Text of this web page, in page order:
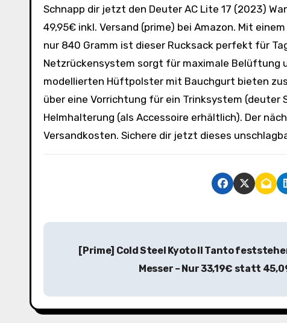
Schnapp dir jetzt den Deuter AC Lite 17 (2023) Wanderrucksack in chestnut/teal und meadow/pepper für nur
49,95€ inkl. Versand (prime) bei Amazon. Mit
nur 840 Gramm ist dieser Rucksack perfekt für
Netzrückensystem sorgt für maximale Belüftung
modellierten Hüftpolster mit Bauchgurt bieten
über eine Vorrichtung für ein Trinksystem
Helmhalterung (als Accessoire erhältlich). Der
Versandkosten. Sichere dir jetzt dieses
B
t
[Prime] Cold Steel Kyoto II Tanto
Messer – Nur 33,19€ statt